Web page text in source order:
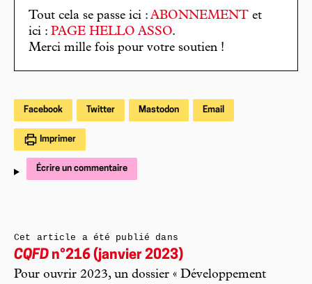
Tout cela se passe ici : ABONNEMENT et
ici : PAGE HELLO ASSO.
Merci mille fois pour votre soutien !
Facebook Twitter Mastodon Email
Imprimer
Écrire un commentaire
Cet article a été publié dans
CQFD n°216 (janvier 2023)
Pour ouvrir 2023, un dossier « Développement